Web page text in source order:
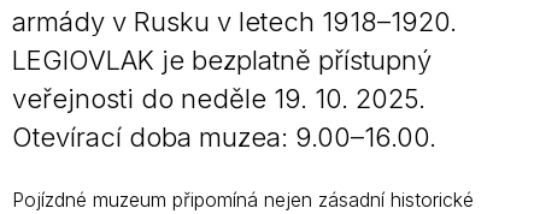
armády v Rusku v letech 1918–1920.
LEGIOVLAK je bezplatně přístupný
veřejnosti do neděle 19. 10. 2025.
Otevírací doba muzea: 9.00–16.00.
Pojízdné muzeum připomíná nejen zásadní historické